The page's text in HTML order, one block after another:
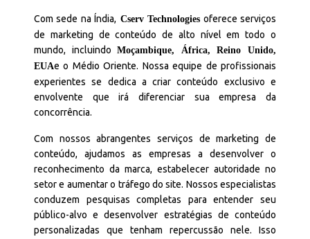
Com sede na Índia, Cserv Technologies oferece serviços
de marketing de conteúdo de alto nível em todo o
mundo, incluindoMoçambique, África, Reino Unido,
EUAe o Médio Oriente. Nossa equipe de profissionais
experientes se dedica a criar conteúdo exclusivo e
envolvente que irá diferenciar sua empresa da
concorrência.
Com nossos abrangentes serviços de marketing de
conteúdo, ajudamos as empresas a desenvolver o
reconhecimento da marca, estabelecer autoridade no
setor e aumentar o tráfego do site. Nossos especialistas
conduzem pesquisas completas para entender seu
público-alvo e desenvolver estratégias de conteúdo
personalizadas que tenham repercussão nele. Isso